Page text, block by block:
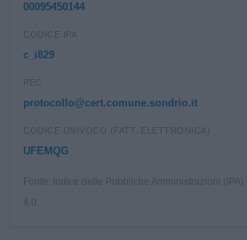
00095450144
CODICE IPA
c_i829
PEC
protocollo@cert.comune.sondrio.it
CODICE UNIVOCO (FATT. ELETTRONICA)
UFEMQG
Fonte: Indice delle Pubbliche Amministrazioni (IPA)